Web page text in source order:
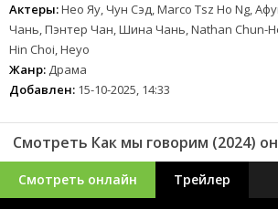
Актеры:Нео Яу, Чун Сэд, Marco Tsz Ho Ng,
Чань, Пэнтер Чан, Шина Чань, Nathan Chun-
Hin Choi, Heyo
Жанр: Драма
Добавлен: 15-10-2025, 14:33
Смотреть Как мы говорим (2024)
Смотреть онлайн Трейлер